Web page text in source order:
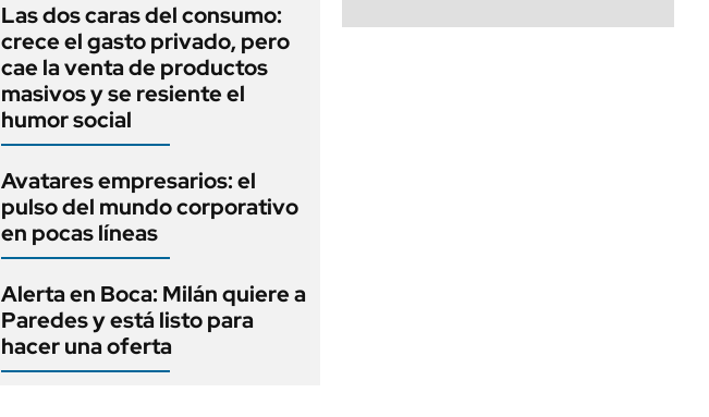
Las dos caras del consumo:
crece el gasto privado, pero
cae la venta de productos
masivos y se resiente el
humor social
Avatares empresarios: el
pulso del mundo corporativo
en pocas líneas
Alerta en Boca: Milán quiere a
Paredes y está listo para
hacer una oferta